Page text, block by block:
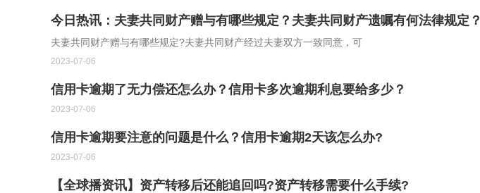
今日热讯：夫妻共同财产赠与有哪些规定？夫妻共同财产遗嘱有何法律规定？
夫妻共同财产赠与有哪些规定?夫妻共同财产经过夫妻双方一致同意，可
2023-07-06
信用卡逾期了无力偿还怎么办？信用卡多次逾期利息要给多少？
2023-07-06
信用卡逾期要注意的问题是什么？信用卡逾期2天该怎么办?
2023-07-06
【全球播资讯】资产转移后还能追回吗?资产转移需要什么手续?